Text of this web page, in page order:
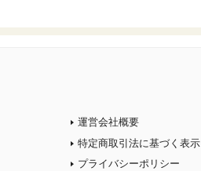
運営会社概要
特定商取引法に基づく表示
プライバシーポリシー